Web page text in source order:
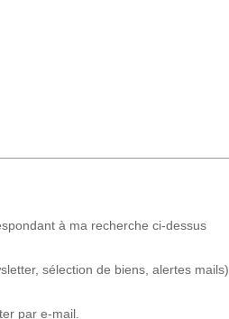
à ma recherche ci-dessus
sélection de biens, alertes mails)
par e-mail.